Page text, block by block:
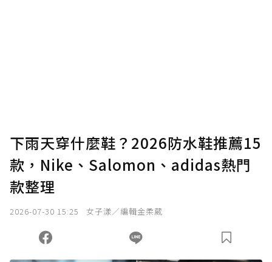
確認送出
您當前剩餘 U 利點數：0點；前往 購買點數
下雨天穿什麼鞋？2026防水鞋推薦15
款，Nike、Salomon、adidas熱門
款整理
2026-07-30 15:25 女子漾／編輯金柔葳